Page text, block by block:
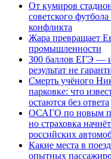
От кумиров
советского
конфликта
Жара превращает
промышленности
300 баллов ЕГЭ —
результат не
Смерть учёного
парковке: что
остаются без ответа
ОСАГО по новым
но страховка
российских
Какие места в
опытных